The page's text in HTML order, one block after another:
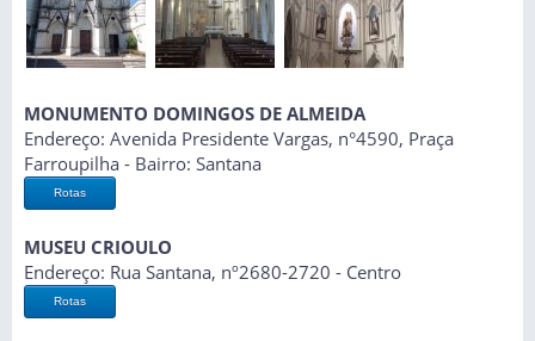
MONUMENTO DOMINGOS DE ALMEIDA
Endereço: Avenida Presidente Vargas, n°4590, Praça
Farroupilha - Bairro: Santana
Rotas
MUSEU CRIOULO
Endereço: Rua Santana, nº2680-2720 - Centro
Rotas